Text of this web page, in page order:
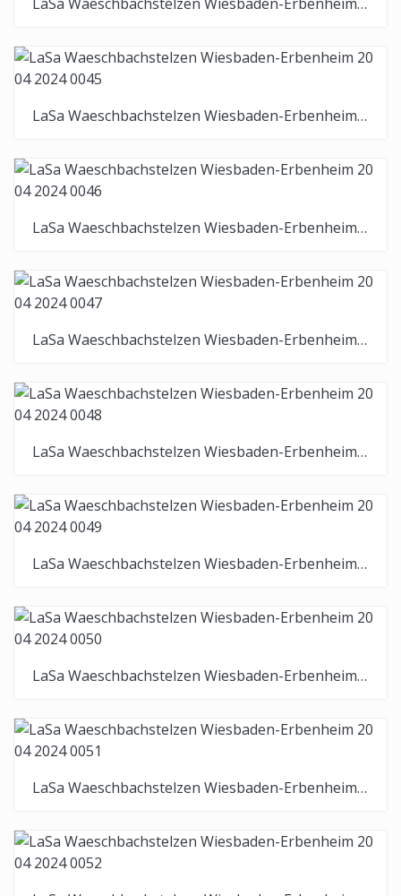
LaSa Waeschbachstelzen Wiesbaden-Erbenheim 20 04 2024 0045
LaSa Waeschbachstelzen Wiesbaden-Erbenheim 20 04 2024 0046
LaSa Waeschbachstelzen Wiesbaden-Erbenheim 20 04 2024 0047
LaSa Waeschbachstelzen Wiesbaden-Erbenheim 20 04 2024 0048
LaSa Waeschbachstelzen Wiesbaden-Erbenheim 20 04 2024 0049
LaSa Waeschbachstelzen Wiesbaden-Erbenheim 20 04 2024 0050
LaSa Waeschbachstelzen Wiesbaden-Erbenheim 20 04 2024 0051